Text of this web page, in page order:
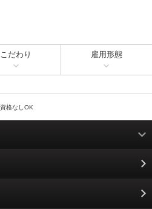
こだわり 雇用形態
資格なしOK